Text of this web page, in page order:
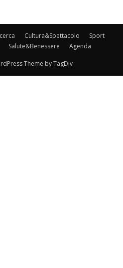
Cultura&Spettacolo
Sport
Salute&Benessere Agenda
Theme by TagDiv